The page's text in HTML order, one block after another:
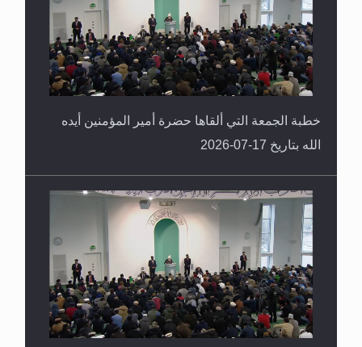
خطبة الجمعة التي ألقاها حضرة أمير المؤمنين أيده
خطبة الجمعة التي ألقاها حضرة أمير المؤمنين أيده